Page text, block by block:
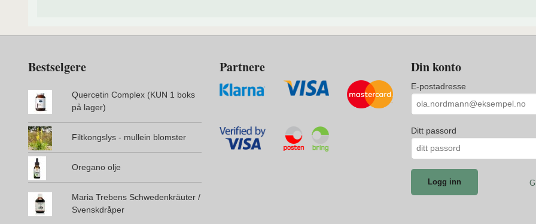
Bestselgere
Quercetin Complex (KUN 1 boks
på lager)
Filtkongslys - mullein blomster
Oregano olje
Maria Trebens Schwedenkräuter /
Svenskdråper
Partnere Din konto
E-postadresse
Ditt passord